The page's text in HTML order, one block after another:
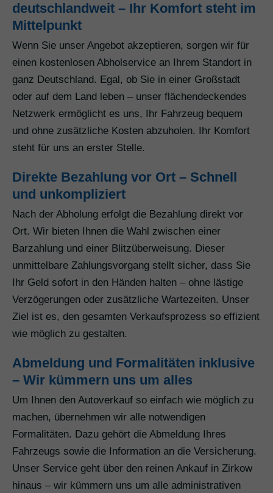
deutschlandweit – Ihr Komfort steht im
Mittelpunkt
Wenn Sie unser Angebot akzeptieren, sorgen wir für
einen kostenlosen Abholservice an Ihrem Standort in
ganz Deutschland. Egal, ob Sie in einer Großstadt
oder auf dem Land leben – unser flächendeckendes
Netzwerk ermöglicht es uns, Ihr Fahrzeug bequem
und ohne zusätzliche Kosten abzuholen. Ihr Komfort
steht für uns an erster Stelle.
Direkte Bezahlung vor Ort – Schnell
und unkompliziert
Nach der Abholung erfolgt die Bezahlung direkt vor
Ort. Wir bieten Ihnen die Wahl zwischen einer
Barzahlung und einer Blitzüberweisung. Dieser
unmittelbare Zahlungsvorgang stellt sicher, dass Sie
Ihr Geld sofort in den Händen halten – ohne lästige
Verzögerungen oder zusätzliche Wartezeiten. Unser
Ziel ist es, den gesamten Verkaufsprozess so effizient
wie möglich zu gestalten.
Abmeldung und Formalitäten inklusive
– Wir kümmern uns um alles
Um Ihnen den Autoverkauf so einfach wie möglich zu
machen, übernehmen wir alle notwendigen
Formalitäten. Dazu gehört die Abmeldung Ihres
Fahrzeugs sowie die Information an die Versicherung.
Unser Service geht über den reinen Ankauf in Zirkow
hinaus – wir kümmern uns um alle administrativen